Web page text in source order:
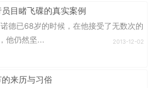
目睹飞碟的真实案例
德已68岁的时候，在他接受了无数次的
他仍然坚...
2013-12-02
来历与习俗